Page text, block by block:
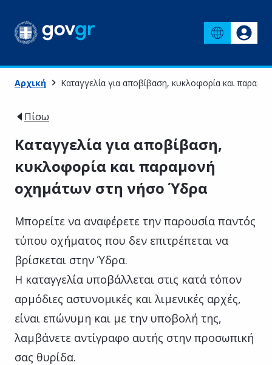
Αρχική Καταγγελία για αποβίβαση, κυκλοφορία και
Πίσω
Καταγγελία για αποβίβαση,
κυκλοφορία και παραμονή
οχημάτων στη νήσο Ύδρα
Μπορείτε να αναφέρετε την παρουσία παντός
τύπου οχήματος που δεν επιτρέπεται να
βρίσκεται στην Ύδρα.
Η καταγγελία υποβάλλεται στις κατά τόπον
αρμόδιες αστυνομικές και λιμενικές αρχές,
είναι επώνυμη και με την υποβολή της,
λαμβάνετε αντίγραφο αυτής στην προσωπική
σας θυρίδα.